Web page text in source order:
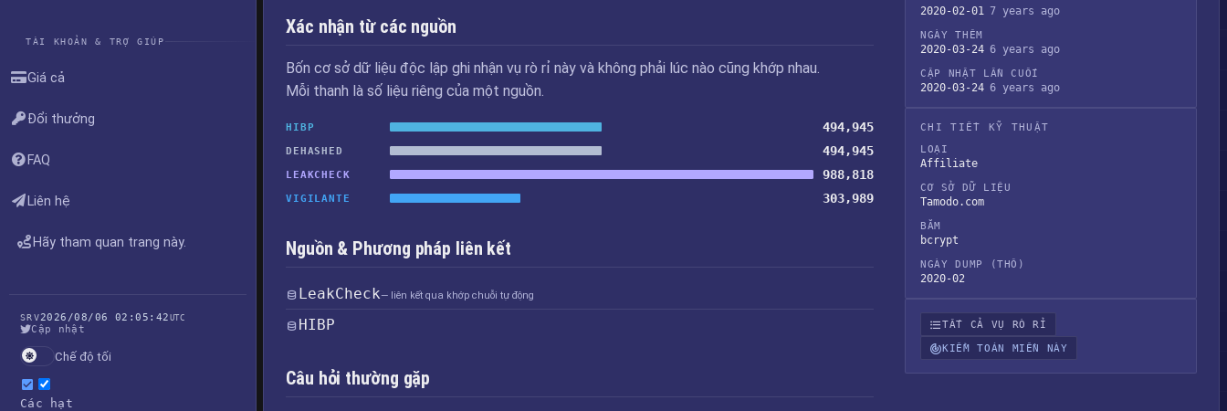
TÀI KHOẢN & TRỢ GIÚP
Giá cả
Đổi thưởng
FAQ
Liên hệ
Hãy tham quan trang này.
SRV2026/08/06 02:05:42UTC
Cập nhật
Chế độ tối
Các hạt
Xác nhận từ các nguồn
Bốn cơ sở dữ liệu độc lập ghi nhận vụ rò rỉ này và không phải lúc nào cũng khớp nhau.
Mỗi thanh là số liệu riêng của một nguồn.
HIBP 494,945
DEHASHED 494,945
LEAKCHECK 988,818
VIGILANTE 303,989
Nguồn & Phương pháp liên kết
LeakCheck— liên kết qua khớp chuỗi tự động
HIBP
Câu hỏi thường gặp
2020-02-01 7 years ago
NGÀY THÊM
2020-03-24 6 years ago
CẬP NHẬT LẦN CUỐI
2020-03-24 6 years ago
CHI TIẾT KỸ THUẬT
LOẠI
Affiliate
CƠ SỞ DỮ LIỆU
Tamodo.com
BĂM
bcrypt
NGÀY DUMP (THÔ)
2020-02
TẤT CẢ VỤ RÒ RỈ
KIỂM TOÁN MIỀN NÀY